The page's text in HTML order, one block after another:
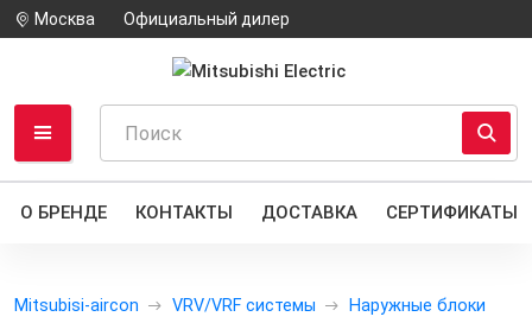
Москва Официальный дилер
О БРЕНДЕ КОНТАКТЫ ДОСТАВКА СЕРТИФИКАТЫ
Mitsubisi-aircon VRV/VRF системы
Наружные блоки